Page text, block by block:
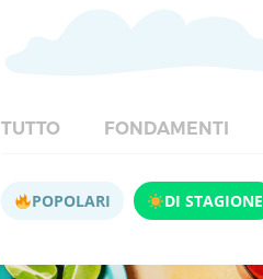
TUTTO FONDAMENTI
POPOLARI DI STAGIONE